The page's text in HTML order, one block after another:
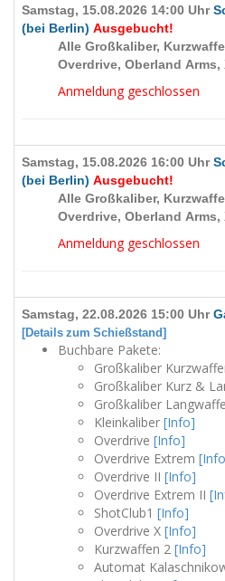
Samstag, 15.08.2026 14:00 Uhr
(bei Berlin) Ausgebucht!
Alle Großkaliber,
Overdrive, Oberland
Anmeldung geschlossen
Samstag, 15.08.2026 16:00 Uhr
(bei Berlin) Ausgebucht!
Alle Großkaliber,
Overdrive, Oberland
Anmeldung geschlossen
Samstag, 22.08.2026 15:00 Uhr
[Details zum Schießstand]
Buchbare Pakete:
Großkaliber
Großkaliber Kurz &
Großkaliber
Kleinkaliber [Info]
Overdrive [Info]
Overdrive Extrem
Overdrive II [Info]
Overdrive Extrem II
ShotClub1 [Info]
Overdrive X [Info]
Kurzwaffen 2 [Info]
Automat